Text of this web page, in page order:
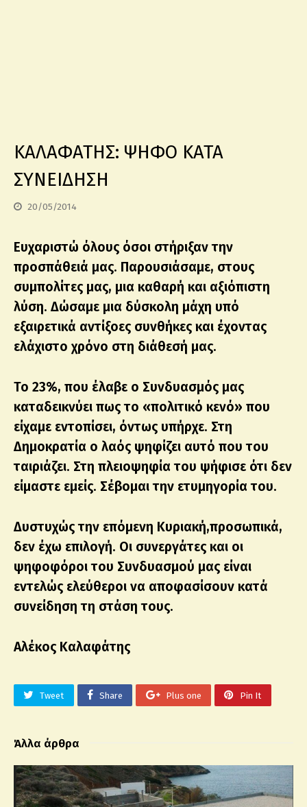
ΚΑΛΑΦΑΤΗΣ: ΨΗΦΟ ΚΑΤΑ
ΣΥΝΕΙΔΗΣΗ
20/05/2014
Ευχαριστώ όλους όσοι στήριξαν την
προσπάθειά μας. Παρουσιάσαμε, στους
συμπολίτες μας, μια καθαρή και αξιόπιστη
λύση. Δώσαμε μια δύσκολη μάχη υπό
εξαιρετικά αντίξοες συνθήκες και έχοντας
ελάχιστο χρόνο στη διάθεσή μας.
Το 23%, που έλαβε ο Συνδυασμός μας
καταδεικνύει πως το «πολιτικό κενό» που
είχαμε εντοπίσει, όντως υπήρχε. Στη
Δημοκρατία ο λαός ψηφίζει αυτό που του
ταιριάζει. Στη πλειοψηφία του ψήφισε ότι δεν
είμαστε εμείς. Σέβομαι την ετυμηγορία του.
Δυστυχώς την επόμενη Κυριακή,προσωπικά,
δεν έχω επιλογή. Οι συνεργάτες και οι
ψηφοφόροι του Συνδυασμού μας είναι
εντελώς ελεύθεροι να αποφασίσουν κατά
συνείδηση τη στάση τους.
Αλέκος Καλαφάτης
Tweet Share Plus one Pin It
Άλλα άρθρα